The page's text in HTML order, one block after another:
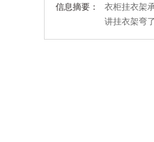
信息摘要：
衣柜挂衣架
讲挂衣架弯